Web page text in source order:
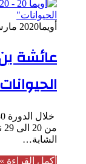
أويما2020 مارس، 2019
عائشة
الشابة…
أكمل القراءة »